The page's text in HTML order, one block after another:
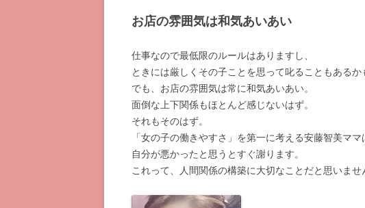
お店の雰囲気は和気あいあい
仕事なので最低限のルールはありますし、
ときには厳しくその子ことを思って叱ることもあるか
でも、お店の雰囲気は常に和気あいあい。
面倒な上下関係もほとんど感じないはず。
それもそのはず。
「女の子の働きやすさ」を第一に考える安藤智美マ
自分が悪かったと思うとすぐ謝ります。
これって、人間関係の構築に大切なことだと思いませ